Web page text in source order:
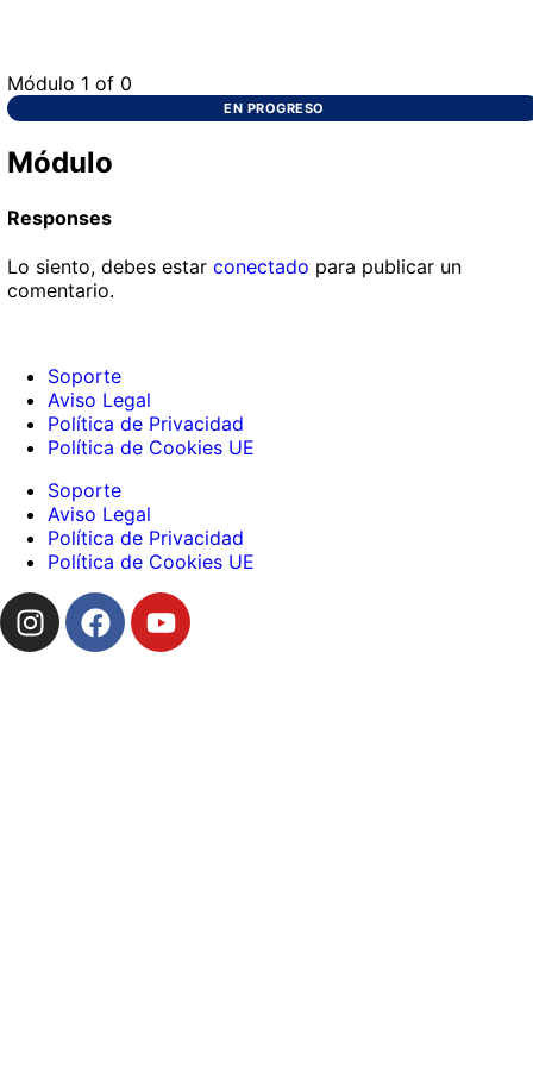
Módulo 1of 0
EN PROGRESO
Módulo
Responses
Lo siento, debes estarconectado para publicar un
comentario.
Soporte
Aviso Legal
Política de Privacidad
Política de Cookies UE
Soporte
Aviso Legal
Política de Privacidad
Política de Cookies UE